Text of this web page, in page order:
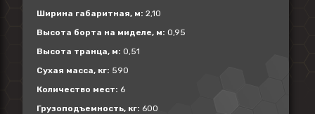
Ширина габаритная, м: 2,10
Высота борта на миделе, м: 0,95
Высота транца, м: 0,51
Сухая масса, кг: 590
Количество мест: 6
Грузоподъемность, кг: 600